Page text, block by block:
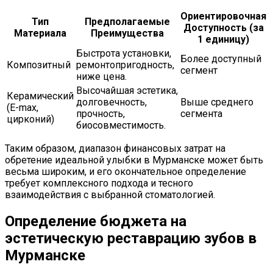
Тип
Материала
Предполагаемые
Преимущества
Ориентировочная
Доступность (за
1 единицу)
Композитный
Быстрота установки,
ремонтопригодность,
ниже цена.
Более доступный
сегмент
Керамический
(E-max,
цирконий)
Высочайшая эстетика,
долговечность,
прочность,
биосовместимость.
Выше среднего
сегмента
Таким образом, диапазон финансовых затрат на
обретение идеальной улыбки в Мурманске может быть
весьма широким, и его окончательное определение
требует комплексного подхода и тесного
взаимодействия с выбранной стоматологией.
Определение бюджета на
эстетическую реставрацию зубов в
Мурманске